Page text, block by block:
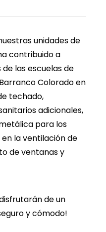
unidades de
contribuido a
las escuelas de
Colorado en
techado,
adicionales,
para los
la ventilación de
de ventanas y
de un
y cómodo!